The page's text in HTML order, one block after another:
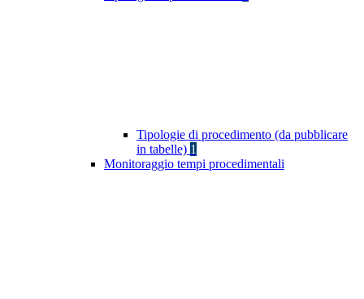
Tipologie di procedimento (da pubblicare
in tabelle) 1
Monitoraggio tempi procedimentali